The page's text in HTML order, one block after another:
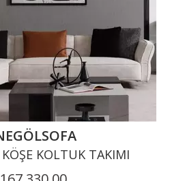
KÖŞE KOLTUK TAKIMI